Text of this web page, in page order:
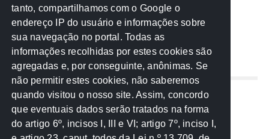
Receita Federal Sem categoria
TCE-MT TCU TRE
REDE NOS ESTADOS
Mato Grosso do Sul
Paraná
tanto, compartilhamos com o Google o
endereço IP do usuário e informações sobre
sua navegação no portal. Todas as
informações recolhidas por estes cookies são
agregadas e, por conseguinte, anônimas. Se
não permitir estes cookies, não saberemos
quando visitou o nosso site. Assim, concordo
que eventuais dados serão tratados na forma
do artigo 6º, incisos I, III e VI; artigo 7º, inciso I,